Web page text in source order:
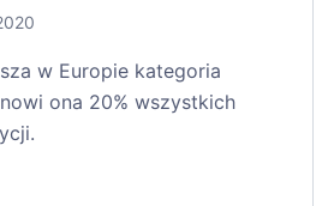
w Europie kategoria
ona 20% wszystkich